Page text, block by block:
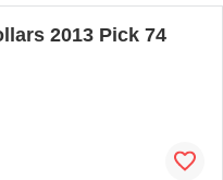
2013 Pick 74